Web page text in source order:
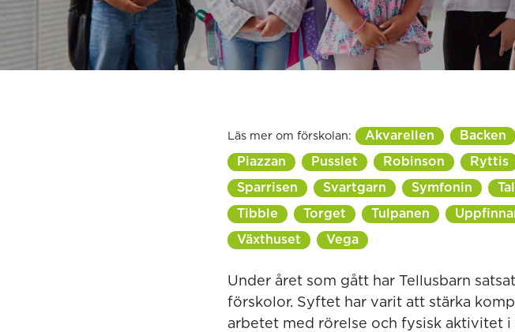
Läs mer om förskolan: Akvarellen Backen
Piazzan Pusslet Robinson Ryttis
Sparrisen Svartgarn Symfonin
Tibble Torget Tulpanen
Växthuset Vega
Under året som gått har Tellusbarn
förskolor. Syftet har varit att stärka
arbetet med rörelse och fysisk aktivitet i